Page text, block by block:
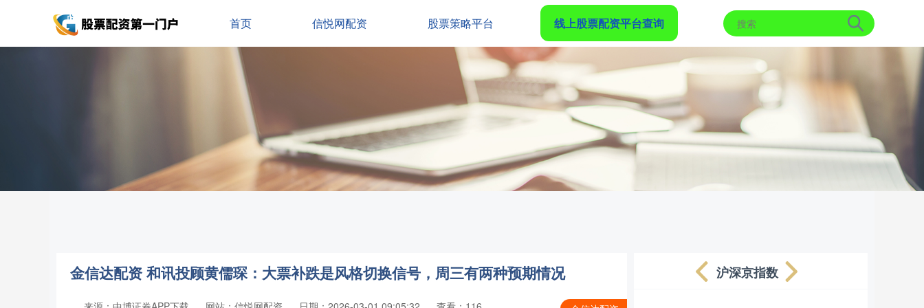
首页 信悦网配资 股票策略平台 线上股票配资平台查询
金信达配资 和讯投顾黄儒琛：大票补跌是风格切换信号，周三有两种预期情况 沪深京指数